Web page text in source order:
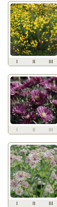
I II III
I II III
I II III